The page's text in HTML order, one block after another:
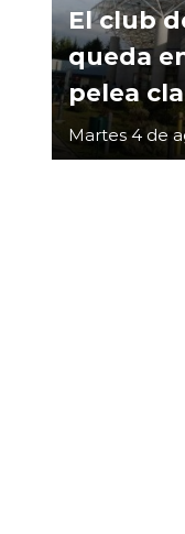
El club
queda
pelea
Martes 4 de